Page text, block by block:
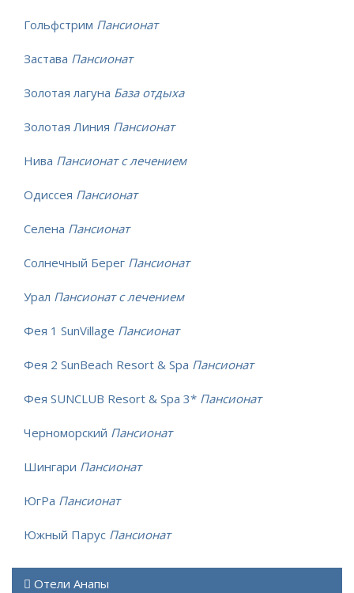
Гольфстрим Пансионат
Застава Пансионат
Золотая лагуна База отдыха
Золотая Линия Пансионат
Нива Пансионат с лечением
Одиссея Пансионат
Селена Пансионат
Солнечный Берег Пансионат
Урал Пансионат с лечением
Фея 1 SunVillage Пансионат
Фея 2 SunBeach Resort & Spa Пансионат
Фея SUNCLUB Resort & Spa 3* Пансионат
Черноморский Пансионат
Шингари Пансионат
ЮгРа Пансионат
Южный Парус Пансионат
Отели Анапы